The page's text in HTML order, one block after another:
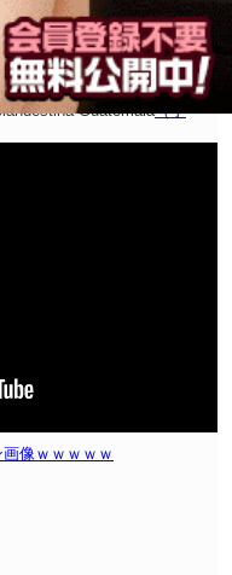
Guatemala（予
像ｗｗｗｗｗ